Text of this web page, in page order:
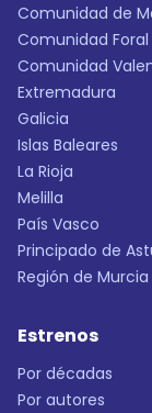
Comunidad de
Comunidad
Comunidad
Extremadura
Galicia
Islas Baleares
La Rioja
Melilla
País Vasco
Principado de
Región de Murcia
Estrenos
Por décadas
Por autores